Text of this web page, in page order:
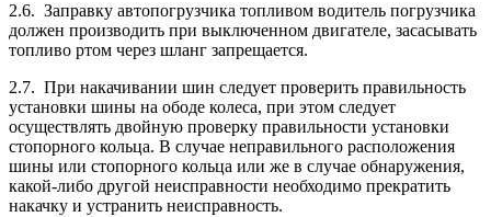
2.6. Заправку автопогрузчика топливом водитель погрузчика
должен производить при выключенном двигателе, засасывать
топливо ртом через шланг запрещается.
2.7. При накачивании шин следует проверить правильность
установки шины на ободе колеса, при этом следует
осуществлять двойную проверку правильности установки
стопорного кольца. В случае неправильного расположения
шины или стопорного кольца или же в случае обнаружения,
какой-либо другой неисправности необходимо прекратить
накачку и устранить неисправность.